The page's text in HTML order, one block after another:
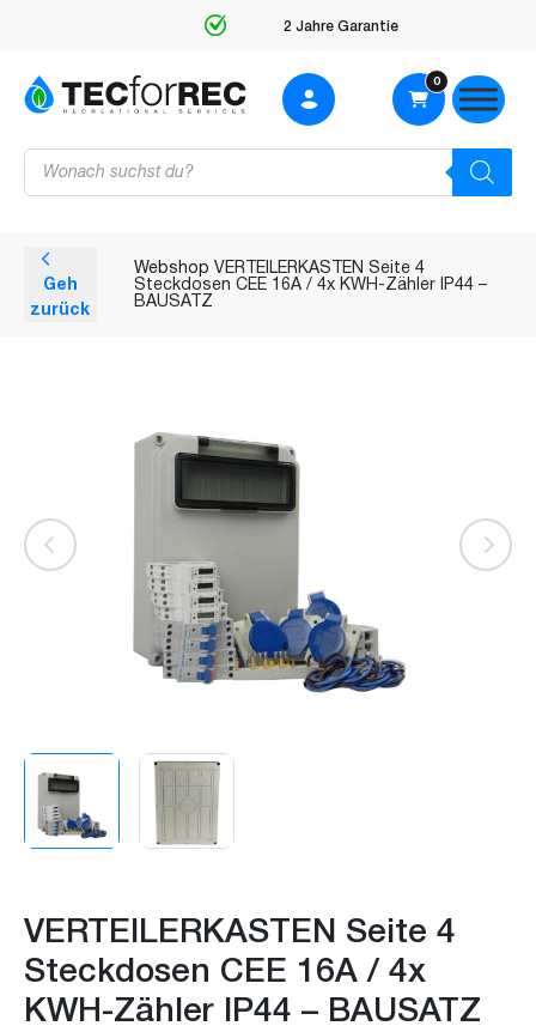
2 Jahre Garantie
Products
search
0
Geh
zurück
Webshop VERTEILERKASTEN Seite 4
Steckdosen CEE 16A / 4x KWH-Zähler IP44 –
BAUSATZ
VERTEILERKASTEN Seite 4
Steckdosen CEE 16A / 4x
KWH-Zähler IP44 – BAUSATZ